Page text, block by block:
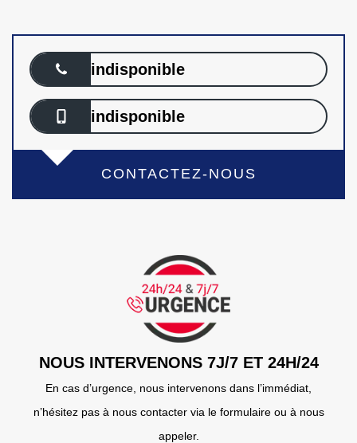
indisponible
indisponible
CONTACTEZ-NOUS
NOUS INTERVENONS 7J/7 ET 24H/24
En cas d’urgence, nous intervenons dans l’immédiat,
n’hésitez pas à nous contacter via le formulaire ou à nous
appeler.